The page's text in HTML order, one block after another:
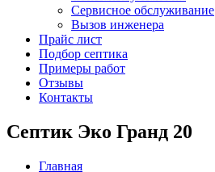
Сервисное обслуживание
Вызов инженера
Прайс лист
Подбор септика
Примеры работ
Отзывы
Контакты
Септик Эко Гранд 20
Главная